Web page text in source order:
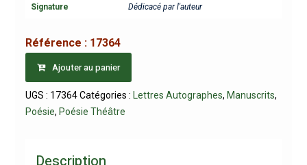
Signature Dédicacé par l'auteur
Référence : 17364
Ajouter au panier
UGS : 17364 Catégories : Lettres Autographes, Manuscrits,
Poésie, Poésie Théâtre